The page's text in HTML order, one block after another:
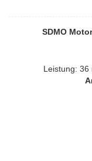
SDMO
Leistung: 36